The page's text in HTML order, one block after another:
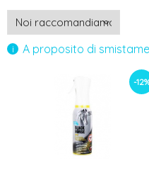
A proposito di
-